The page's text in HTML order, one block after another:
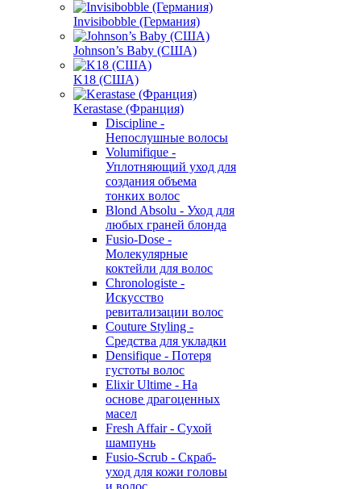
Invisibobble (Германия)
Johnson’s Baby (США)
K18 (США)
Kerastase (Франция)
Discipline -
Непослушные волосы
Volumifique -
Уплотняющий уход для
создания объема
тонких волос
Blond Absolu - Уход для
любых граней блонда
Fusio-Dose -
Молекулярные
коктейли для волос
Chronologiste -
Искусство
ревитализации волос
Couture Styling -
Средства для укладки
Densifique - Потеря
густоты волос
Elixir Ultime - На
основе драгоценных
масел
Fresh Affair - Сухой
шампунь
Fusio-Scrub - Скраб-
уход для кожи головы
и волос